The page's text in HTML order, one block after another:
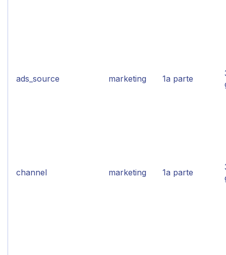
ads_source marketing 1a parte
channel marketing 1a parte